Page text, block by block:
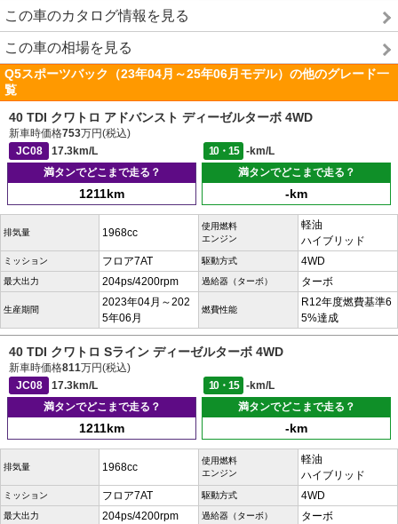
この車のカタログ情報を見る
この車の相場を見る
Q5スポーツバック（23年04月～25年06月モデル）の他のグレード一
覧
40 TDI クワトロ アドバンスト ディーゼルターボ 4WD
新車時価格753万円(税込)
JC08
17.3km/L 10・15
-km/L
満タンでどこまで走る？
1211km
満タンでどこまで走る？
-km
排気量 1968cc
使用燃料
エンジン
軽油
ハイブリッド
ミッション フロア7AT 駆動方式 4WD
最大出力 204ps/4200rpm 過給器（ターボ） ターボ
生産期間
2023年04月～202
5年06月
燃費性能
R12年度燃費基準6
5%達成
40 TDI クワトロ Sライン ディーゼルターボ 4WD
新車時価格811万円(税込)
JC08
17.3km/L 10・15
-km/L
満タンでどこまで走る？
1211km
満タンでどこまで走る？
-km
排気量 1968cc
使用燃料
エンジン
軽油
ハイブリッド
ミッション フロア7AT 駆動方式 4WD
最大出力 204ps/4200rpm 過給器（ターボ） ターボ